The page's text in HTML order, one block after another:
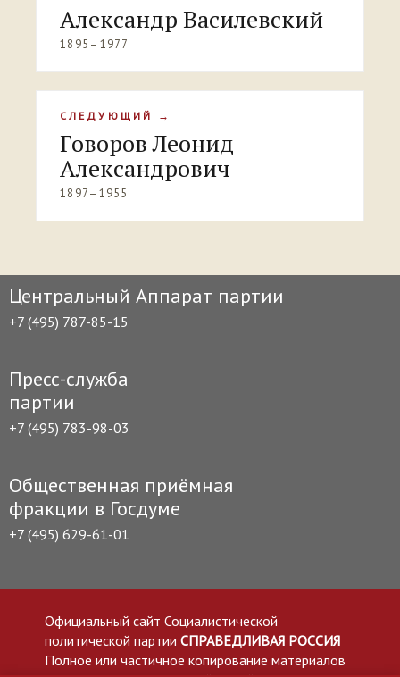
Александр Василевский
1895–1977
СЛЕДУЮЩИЙ →
Говоров Леонид
Александрович
1897–1955
Центральный Аппарат партии
+7 (495) 787-85-15
Пресс-служба
партии
+7 (495) 783-98-03
Общественная приёмная
фракции в Госдуме
+7 (495) 629-61-01
Официальный сайт Социалистической
политической партии СПРАВЕДЛИВАЯ РОССИЯ
Полное или частичное копирование материалов